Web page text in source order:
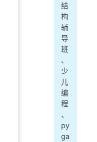
结
构
辅
导
班
、
少
儿
编
程
、
py
ga